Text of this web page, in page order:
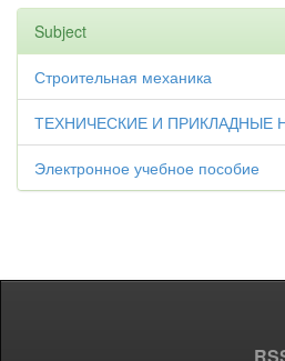
Subject
Строительная механика
ТЕХНИЧЕСКИЕ И ПРИКЛАДНЫЕ
Электронное учебное пособие